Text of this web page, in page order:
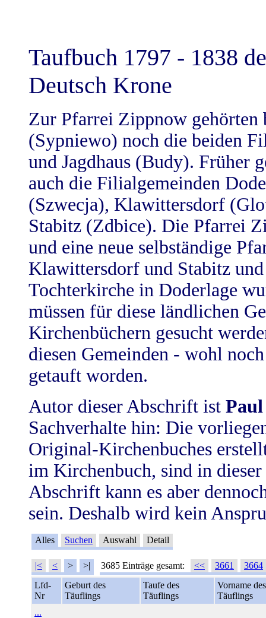
Taufbuch 1797 - 1838
Deutsch Krone
Zur Pfarrei Zippnow
(Sypniewo) noch die beiden
und Jagdhaus (Budy). Früher
auch die Filialgemeinden
(Szwecja), Klawittersdorf
Stabitz (Zdbice). Die Pfarrei
und eine neue selbständige
Klawittersdorf und Stabitz
Tochterkirche in Doderlage
müssen für diese ländlichen
Kirchenbüchern gesucht
diesen Gemeinden - wohl
getauft worden.
Autor dieser Abschrift ist
Sachverhalte hin: Die
Original-Kirchenbuches
im Kirchenbuch, sind in
Abschrift kann es aber
sein. Deshalb wird kein
Alles Suchen Auswahl Detail
|< < > >| 3685 Einträge gesamt: << 3661
3664
Lfd-
Nr
Geburt des
Täuflings
Taufe des
Täuflings
Vorname des
Täuflings
...